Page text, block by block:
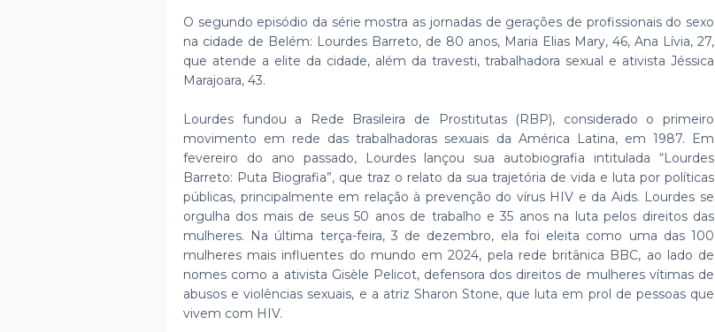
O segundo episódio da série mostra as jornadas de gerações de profissionais do sexo
na cidade de Belém: Lourdes Barreto, de 80 anos, Maria Elias Mary, 46, Ana Lívia, 27,
que atende a elite da cidade, além da travesti, trabalhadora sexual e ativista Jéssica
Marajoara, 43.
Lourdes fundou a Rede Brasileira de Prostitutas (RBP), considerado o primeiro
movimento em rede das trabalhadoras sexuais da América Latina, em 1987. Em
fevereiro do ano passado, Lourdes lançou sua autobiografia intitulada “Lourdes
Barreto: Puta Biografia”, que traz o relato da sua trajetória de vida e luta por políticas
públicas, principalmente em relação à prevenção do vírus HIV e da Aids. Lourdes se
orgulha dos mais de seus 50 anos de trabalho e 35 anos na luta pelos direitos das
mulheres. Na última terça-feira, 3 de dezembro, ela foi eleita como uma das 100
mulheres mais influentes do mundo em 2024, pela rede britânica BBC, ao lado de
nomes como a ativista Gisèle Pelicot, defensora dos direitos de mulheres vítimas de
abusos e violências sexuais, e a atriz Sharon Stone, que luta em prol de pessoas que
vivem com HIV.